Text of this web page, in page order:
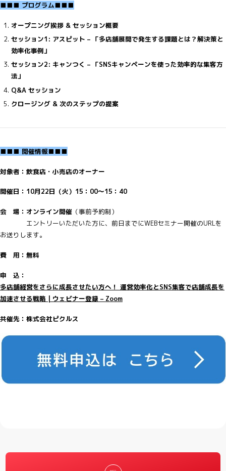
■■■ プログラム■■■
オープニング挨拶 & セッション概要
セッション1: アスピット – 「多店舗展開で発生する課題とは？解決策と
効率化事例」
セッション2: キャンつく – 「SNSキャンペーンを使った効率的な集客方
法」
Q&A セッション
クロージング & 次のステップの提案
■■■ 開催情報■■■
対象者：飲食店・小売店のオーナー
開催日：10月22日（火）15：00～15：40
会 場：オンライン開催 （事前予約制）
エントリーいただいた方に、前日までにWEBセミナー開催のURLを
お送りします。
費 用：無料
申 込：
多店舗経営をさらに成長させたい方へ！ 運営効率化とSNS集客で店舗成長を
加速させる戦略 | ウェビナー登録 – Zoom
共催先：株式会社ピクルス